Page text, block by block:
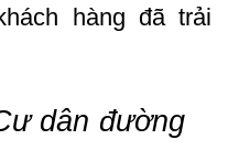
hàng đã trải
dân đường